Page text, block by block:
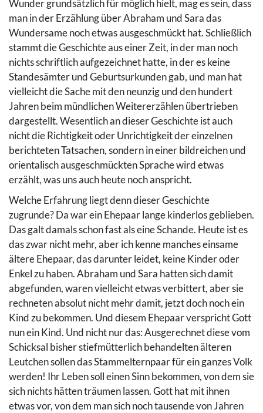
Wunder grundsätzlich für möglich hielt, mag es sein, dass
man in der Erzählung über Abraham und Sara das
Wundersame noch etwas ausgeschmückt hat. Schließlich
stammt die Geschichte aus einer Zeit, in der man noch
nichts schriftlich aufgezeichnet hatte, in der es keine
Standesämter und Geburtsurkunden gab, und man hat
vielleicht die Sache mit den neunzig und den hundert
Jahren beim mündlichen Weitererzählen übertrieben
dargestellt. Wesentlich an dieser Geschichte ist auch
nicht die Richtigkeit oder Unrichtigkeit der einzelnen
berichteten Tatsachen, sondern in einer bildreichen und
orientalisch ausgeschmückten Sprache wird etwas
erzählt, was uns auch heute noch anspricht.
Welche Erfahrung liegt denn dieser Geschichte
zugrunde? Da war ein Ehepaar lange kinderlos geblieben.
Das galt damals schon fast als eine Schande. Heute ist es
das zwar nicht mehr, aber ich kenne manches einsame
ältere Ehepaar, das darunter leidet, keine Kinder oder
Enkel zu haben. Abraham und Sara hatten sich damit
abgefunden, waren vielleicht etwas verbittert, aber sie
rechneten absolut nicht mehr damit, jetzt doch noch ein
Kind zu bekommen. Und diesem Ehepaar verspricht Gott
nun ein Kind. Und nicht nur das: Ausgerechnet diese vom
Schicksal bisher stiefmütterlich behandelten älteren
Leutchen sollen das Stammelternpaar für ein ganzes Volk
werden! Ihr Leben soll einen Sinn bekommen, von dem sie
sich nichts hätten träumen lassen. Gott hat mit ihnen
etwas vor, von dem man sich noch tausende von Jahren